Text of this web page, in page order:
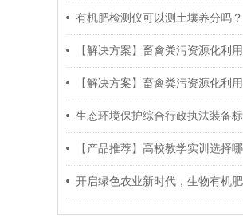
有机肥检测仪可以测土壤养分吗？